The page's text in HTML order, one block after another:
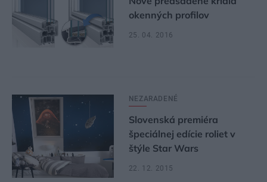
okenných profilov
25. 04. 2016
NEZARADENÉ
Slovenská premiéra
špeciálnej edície roliet v
štýle Star Wars
22. 12. 2015